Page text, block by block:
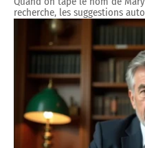
recherche, les suggestions